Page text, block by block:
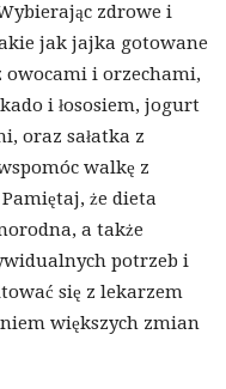
zdrowe i
jak jajka gotowane
owocami i orzechami,
i łososiem, jogurt
oraz sałatka z
walkę z
że dieta
a także
potrzeb i
się z lekarzem
większych zmian